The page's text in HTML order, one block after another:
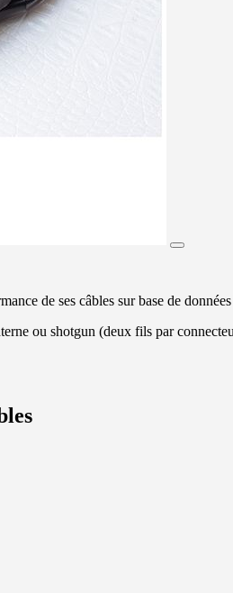
de ses câbles sur base de
ou shotgun (deux fils par